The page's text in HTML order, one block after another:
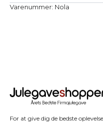
For at give dig de bedste
Varenummer: Nola